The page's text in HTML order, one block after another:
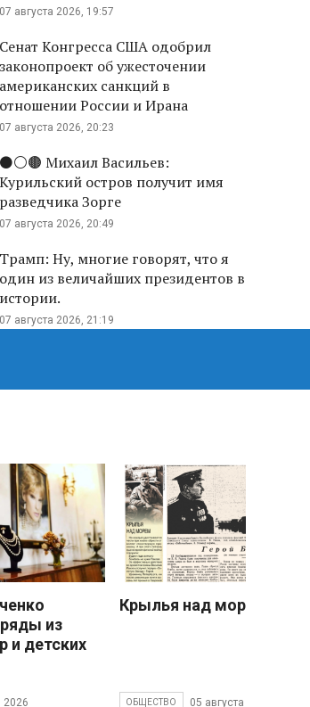
07 августа 2026, 19:57
Сенат Конгресса США одобрил
законопроект об ужесточении
американских санкций в
отношении России и Ирана
07 августа 2026, 20:23
⚫️⚪️🟤 Михаил Васильев:
Курильский остров получит имя
разведчика Зорге
07 августа 2026, 20:49
Трамп: Ну, многие говорят, что я
один из величайших президентов в
истории.
07 августа 2026, 21:19
из
и детских
2026
Крылья над морем
ОБЩЕСТВО 05 августа 2026